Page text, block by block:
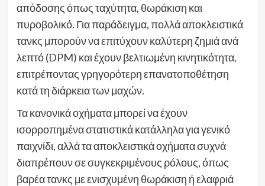
απόδοσης όπως ταχύτητα, θωράκιση και
πυροβολικό. Για παράδειγμα, πολλά αποκλειστικά
τανκς μπορούν να επιτύχουν καλύτερη ζημιά ανά
λεπτό (DPM) και έχουν βελτιωμένη κινητικότητα,
επιτρέποντας γρηγορότερη επανατοποθέτηση
κατά τη διάρκεια των μαχών.
Τα κανονικά οχήματα μπορεί να έχουν
ισορροπημένα στατιστικά κατάλληλα για γενικό
παιχνίδι, αλλά τα αποκλειστικά οχήματα συχνά
διαπρέπουν σε συγκεκριμένους ρόλους, όπως
βαρέα τανκς με ενισχυμένη θωράκιση ή ελαφριά